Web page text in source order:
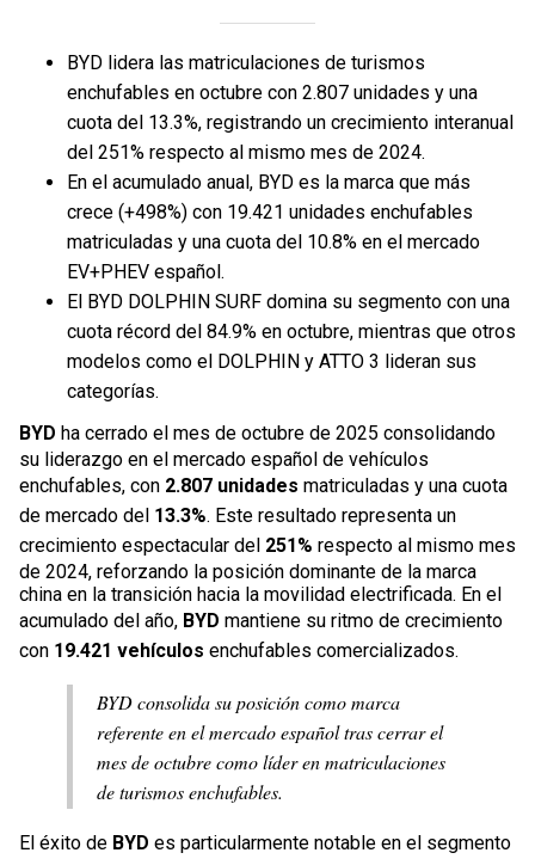
BYD lidera las matriculaciones de turismos
enchufables en octubre con 2.807 unidades y una
cuota del 13.3%, registrando un crecimiento interanual
del 251% respecto al mismo mes de 2024.
En el acumulado anual, BYD es la marca que más
crece (+498%) con 19.421 unidades enchufables
matriculadas y una cuota del 10.8% en el mercado
EV+PHEV español.
El BYD DOLPHIN SURF domina su segmento con una
cuota récord del 84.9% en octubre, mientras que otros
modelos como el DOLPHIN y ATTO 3 lideran sus
categorías.
BYD ha cerrado el mes de octubre de 2025 consolidando
su liderazgo en el mercado español de vehículos
enchufables, con 2.807 unidades matriculadas y una cuota
de mercado del 13.3%. Este resultado representa un
crecimiento espectacular del 251% respecto al mismo mes
de 2024, reforzando la posición dominante de la marca
china en la transición hacia la movilidad electrificada. En el
acumulado del año, BYD mantiene su ritmo de crecimiento
con 19.421 vehículos enchufables comercializados.
BYD consolida su posición como marca
referente en el mercado español tras cerrar el
mes de octubre como líder en matriculaciones
de turismos enchufables.
El éxito de BYD es particularmente notable en el segmento